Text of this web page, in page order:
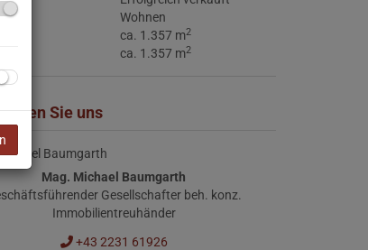
Wohnen
ca. 1.357 m2
ca. 1.357 m2
Sie uns
Mag. Michael Baumgarth
Gesellschafter beh. konz.
Immobilientreuhänder
+43 2231 61926